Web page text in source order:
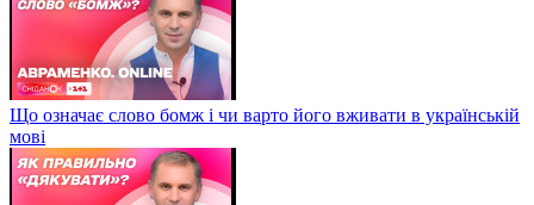
Що означає слово бомж і чи варто його вживати в українській
мові